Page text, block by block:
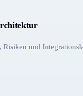
Risiken und